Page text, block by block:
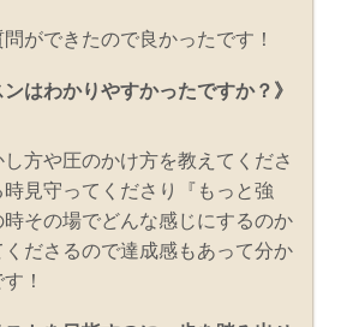
ができたので良かったです！
はわかりやすかったですか？》
方や圧のかけ方を教えてくださ
見守ってくださり『もっと強
時その場でどんな感じにするのか
くださるので達成感もあって分か
！